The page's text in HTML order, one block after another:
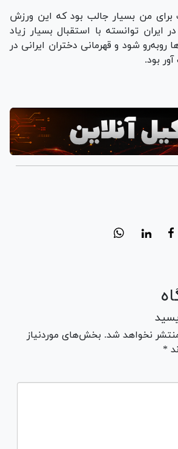
من بسیار جالب بود که این ورزش
۵ سال در ایران توانسته با استقبال بسیار زیاد
رو‌به‌رو شود و قهرمانی دختران ایرانی در
بود.
نخواهد شد. بخش‌های موردنیاز
*